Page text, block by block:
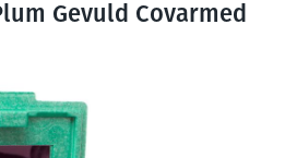
Gevuld Covarmed